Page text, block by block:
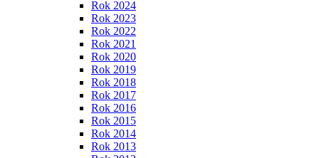
Rok 2024
Rok 2023
Rok 2022
Rok 2021
Rok 2020
Rok 2019
Rok 2018
Rok 2017
Rok 2016
Rok 2015
Rok 2014
Rok 2013